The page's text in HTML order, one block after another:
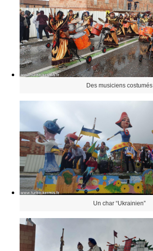
Des musiciens costumés
Un char “Ukrainien”